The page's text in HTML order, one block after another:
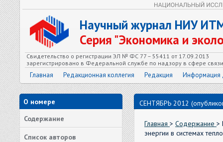
Научный журнал НИУ
Серия "Экономика и
Свидетельство о регистрации ЭЛ № ФС 77 – 55411 от 17.09.2013
зарегистрировано в Федеральной службе по надзору в сфере
Главная Редакционная коллегия Редакция Информация
О номере
Содержание
Список авторов
СЕНТЯБРЬ 2012
Главная > Содержание >
энергии в системах